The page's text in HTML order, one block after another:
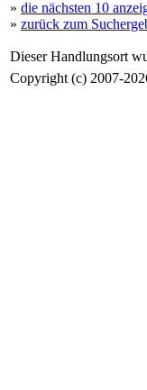
» die nächsten 10
» zurück zum
Dieser Handlungsort
Copyright (c) 2007-